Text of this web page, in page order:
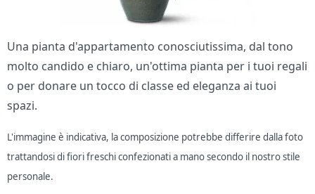
Una pianta d'appartamento conosciutissima, dal tono
molto candido e chiaro, un'ottima pianta per i tuoi regali
o per donare un tocco di classe ed eleganza ai tuoi
spazi.
L'immagine è indicativa, la composizione potrebbe differire dalla foto
trattandosi di fiori freschi confezionati a mano secondo il nostro stile
personale.